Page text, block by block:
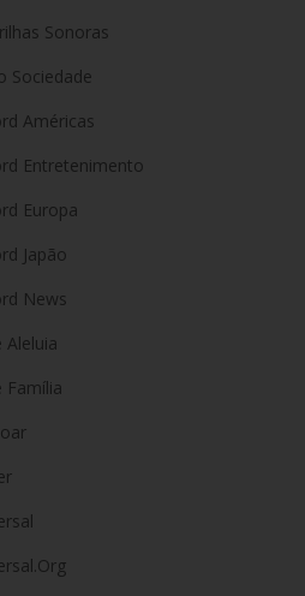
Sonoras
Sociedade
Américas
Entretenimento
Europa
Japão
News
Aleluia
Família